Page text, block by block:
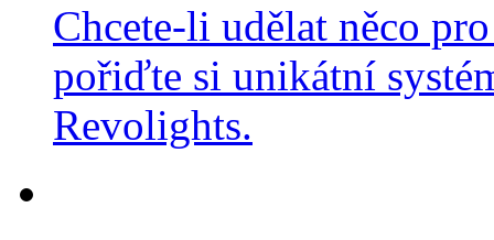
Chcete-li udělat něco
pořiďte si unikátní
Revolights.